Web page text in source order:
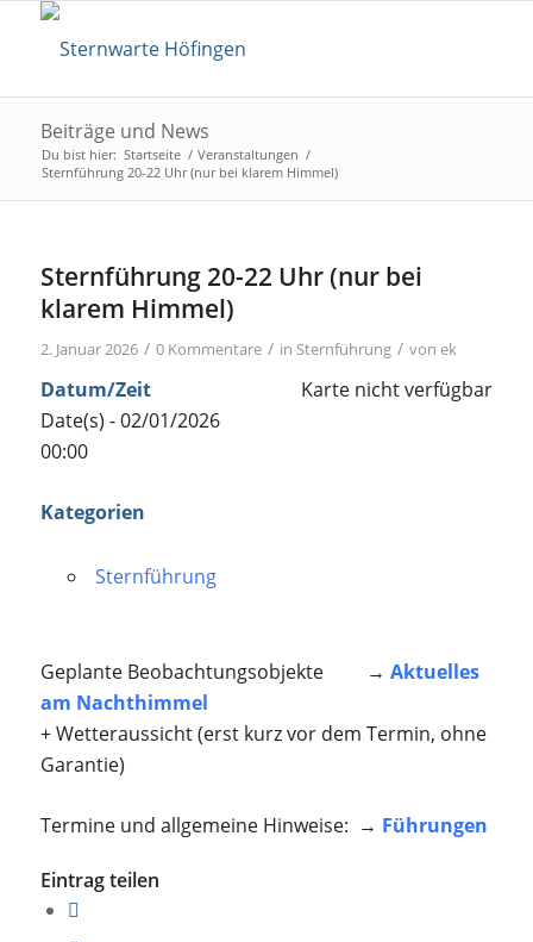
Beiträge und News
Du bist hier: Startseite / Veranstaltungen /
Sternführung 20-22 Uhr (nur bei klarem Himmel)
Sternführung 20-22 Uhr (nur bei
klarem Himmel)
2. Januar 2026 / 0 Kommentare / in Sternführung / von ek
Karte nicht verfügbar
Datum/Zeit
Date(s) - 02/01/2026
00:00
Kategorien
Sternführung
Geplante Beobachtungsobjekte → Aktuelles
am Nachthimmel
+ Wetteraussicht (erst kurz vor dem Termin, ohne
Garantie)
Termine und allgemeine Hinweise: → Führungen
Eintrag teilen